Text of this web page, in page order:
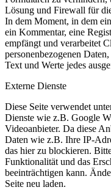
Lösung und Firewall für
In dem Moment, in dem
ein Kommentar, eine
empfängt und verarbeitet
personenbezogenen
Text und Werte jedes
Externe Dienste
Diese Seite verwendet
Dienste wie z.B. Google
Videoanbieter. Da diese
Daten wie z.B. Ihre IP-
das hier zu blockieren.
Funktionalität und das
beeinträchtigen kann.
Seite neu laden.